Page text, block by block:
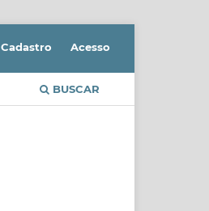
BUSCAR
Cadastro Acesso